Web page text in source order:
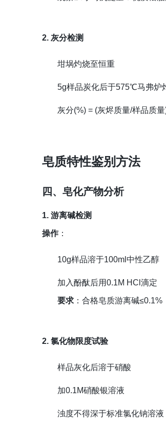
2. 灰分检测
坩埚灼烧至恒重
5g样品炭化后于575℃马弗炉
灰分(%) = (灰烬质量/样品质
皂质特性鉴别方法
四、皂化产物分析
1. 游离碱检测
操作：
10g样品溶于100ml中性乙醇
加入酚酞后用0.1M HCl滴定
要求 ：合格皂质游离碱≤0.1%
2. 氯化物限度试验
样品灰化后溶于硝酸
加0.1M硝酸银溶液
浊度不得深于标准氯化钠溶液